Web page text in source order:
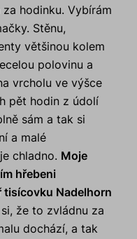
hodinku. Vybírám
Stěnu,
většinou kolem
polovinu a
vrcholu ve výšce
pět hodin z údolí
sám a tak si
a malé
chladno. Moje
hřebeni
tisícovku Nadelhorn
že to zvládnu za
dochází, a tak